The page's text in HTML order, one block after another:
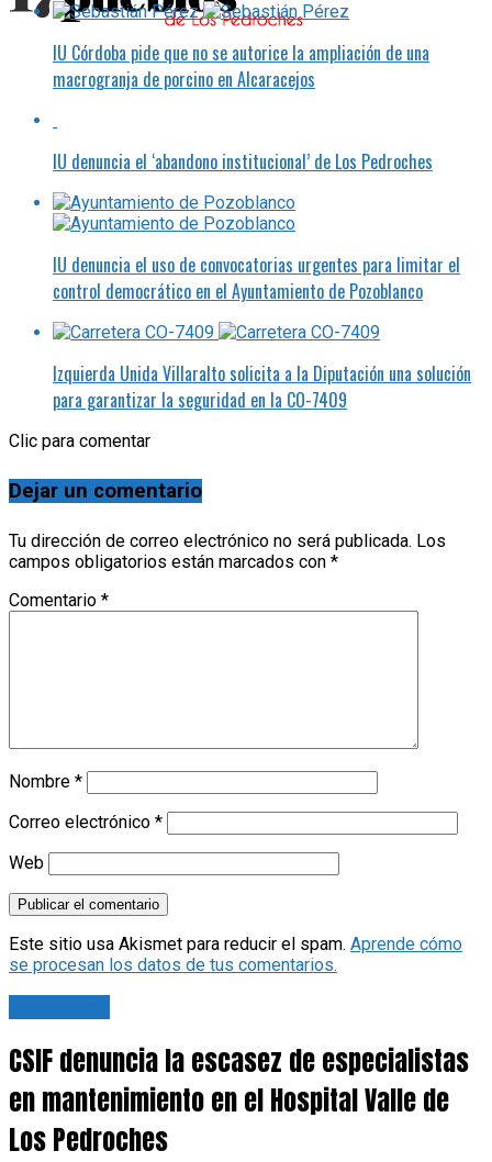
IU Córdoba pide que no se autorice la ampliación de una
macrogranja de porcino en Alcaracejos
IU denuncia el ‘abandono institucional’ de Los Pedroches
IU denuncia el uso de convocatorias urgentes para limitar el
control democrático en el Ayuntamiento de Pozoblanco
Izquierda Unida Villaralto solicita a la Diputación una solución
para garantizar la seguridad en la CO-7409
Clic para comentar
Dejar un comentario
Tu dirección de correo electrónico no será publicada. Los
campos obligatorios están marcados con *
Comentario *
Nombre *
Correo electrónico *
Web
Este sitio usa Akismet para reducir el spam. Aprende cómo
se procesan los datos de tus comentarios.
CSIF denuncia la escasez de especialistas
en mantenimiento en el Hospital Valle de
Los Pedroches